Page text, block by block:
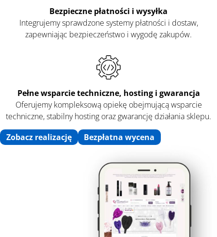
Bezpieczne płatności i wysyłka
Integrujemy sprawdzone systemy płatności i dostaw,
zapewniając bezpieczeństwo i wygodę zakupów.
Pełne wsparcie techniczne, hosting i gwarancja
Oferujemy kompleksową opiekę obejmującą wsparcie
techniczne, stabilny hosting oraz gwarancję działania sklepu.
Zobacz realizację
Bezpłatna wycena